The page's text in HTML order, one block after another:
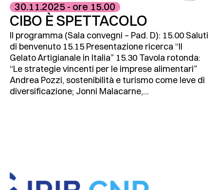
30.11.2025 - ore 15.00
CIBO È SPETTACOLO
Il programma (Sala convegni – Pad. D): 15.00 Saluti
di benvenuto 15.15 Presentazione ricerca “Il
Gelato Artigianale in Italia” 15.30 Tavola rotonda:
“Le strategie vincenti per le imprese alimentari”
Andrea Pozzi, sostenibilità e turismo come leve di
diversificazione; Jonni Malacarne,...